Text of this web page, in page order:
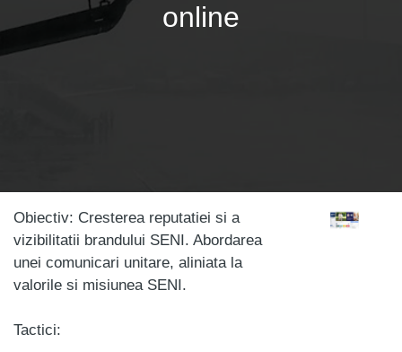
online
Obiectiv: Cresterea reputatiei si a
vizibilitatii brandului SENI. Abordarea
unei comunicari unitare, aliniata la
valorile si misiunea SENI.
Tactici: